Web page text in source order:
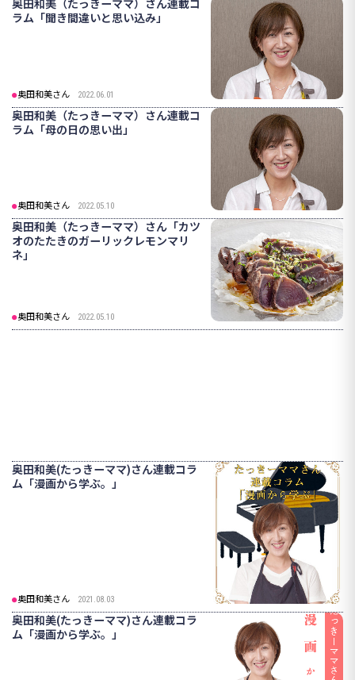
奥田和美（たっきーママ）さん連載コ
ラム「聞き間違いと思い込み」
奥田和美さん 2022.06.01
奥田和美（たっきーママ）さん連載コ
ラム「母の日の思い出」
奥田和美さん 2022.05.10
奥田和美（たっきーママ）さん「カツ
オのたたきのガーリックレモンマリ
ネ」
奥田和美さん 2022.05.10
奥田和美(たっきーママ)さん連載コラ
ム「漫画から学ぶ。」
奥田和美さん 2021.08.03
奥田和美(たっきーママ)さん連載コラ
ム「漫画から学ぶ。」